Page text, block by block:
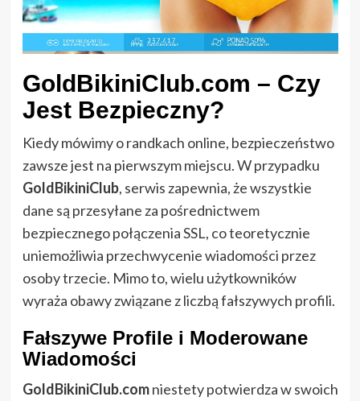
GoldBikiniClub.com – Czy
Jest Bezpieczny?
Kiedy mówimy o randkach online, bezpieczeństwo
zawsze jest na pierwszym miejscu. W przypadku
GoldBikiniClub, serwis zapewnia, że wszystkie
dane są przesyłane za pośrednictwem
bezpiecznego połączenia SSL, co teoretycznie
uniemożliwia przechwycenie wiadomości przez
osoby trzecie. Mimo to, wielu użytkowników
wyraża obawy związane z liczbą fałszywych profili.
Fałszywe Profile i Moderowane
Wiadomości
GoldBikiniClub.comniestety potwierdza w swoich